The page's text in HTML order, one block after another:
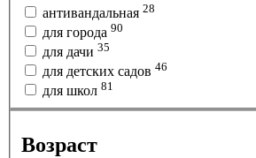
антивандальная 28
для города 90
для дачи 35
для детских садов 46
для школ 81
Возраст